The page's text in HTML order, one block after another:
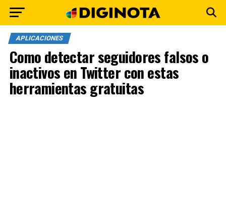
APLICACIONES
Como detectar seguidores falsos o
inactivos en Twitter con estas
herramientas gratuitas